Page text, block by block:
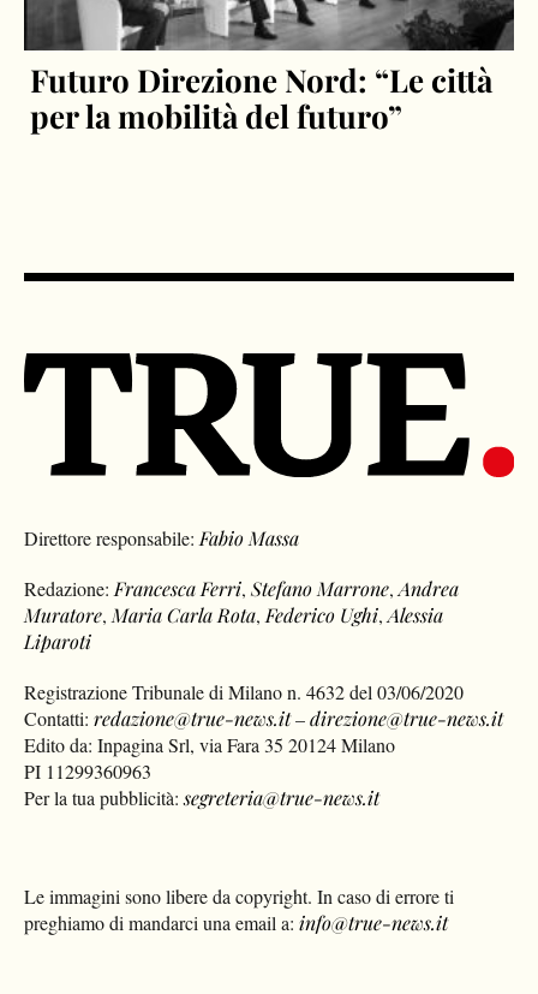
Futuro Direzione Nord: “Le città
per la mobilità del futuro”
Direttore responsabile: Fabio Massa
Redazione: Francesca Ferri,Stefano Marrone,Andrea
Muratore, Maria Carla Rota, Federico Ughi,Alessia
Liparoti
Registrazione Tribunale di Milano n. 4632 del 03/06/2020
Contatti:redazione@true-news.it–direzione@true-news.it
Edito da: Inpagina Srl, via Fara 35 20124 Milano
PI 11299360963
Per la tua pubblicità:segreteria@true-news.it
Le immagini sono libere da copyright. In caso di errore ti
preghiamo di mandarci una email a: info@true-news.it